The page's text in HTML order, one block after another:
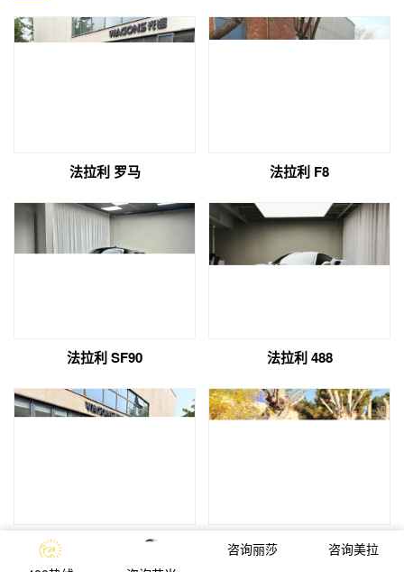
法拉利 罗马 法拉利 F8
法拉利 SF90 法拉利 488
法拉利 Purosangue 日产 GTR咨询美拉